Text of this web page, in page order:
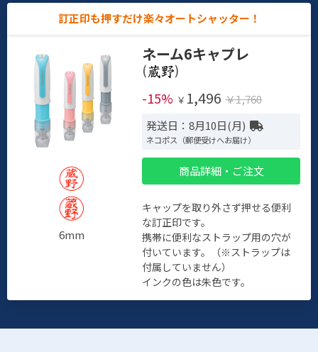
訂正印も押すだけ楽々オートシャッター！
6mm
ネーム6キャプレ
(
)
-15% ￥ 1,496 ￥1,760
発送日：8月10日(月)
ネコポス（郵便受けへお届け）
商品詳細・ご注文
キャップを取り外さず押せる便利
な訂正印です。
携帯に便利なストラップ用の穴が
付いています。（※ストラップは
付属していません）
インクの色は朱色です。